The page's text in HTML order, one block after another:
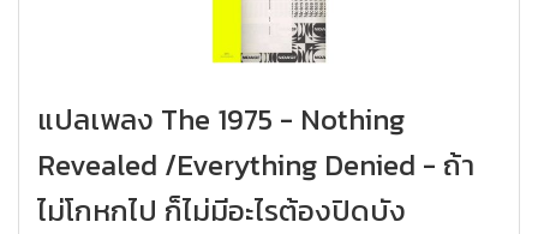
แปลเพลง The 1975 - Nothing
Revealed /Everything Denied - ถ้า
ไม่โกหกไป ก็ไม่มีอะไรต้องปิดบัง